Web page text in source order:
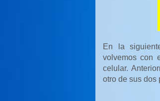
En la
volvemos con
celular.
otro de sus dos